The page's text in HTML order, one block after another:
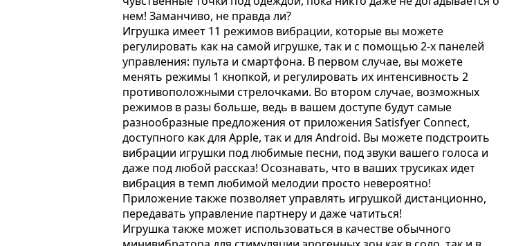
нем! Заманчиво, не правда ли?
Игрушка имеет 11 режимов вибрации, которые вы можете
регулировать как на самой игрушке, так и с помощью 2-х панелей
управления: пульта и смартфона. В первом случае, вы можете
менять режимы 1 кнопкой, и регулировать их интенсивность 2
противоположными стрелочками. Во втором случае, возможных
режимов в разы больше, ведь в вашем доступе будут самые
разнообразные предложения от приложения Satisfyer Connect,
доступного как для Apple, так и для Android. Вы можете подстроить
вибрации игрушки под любимые песни, под звуки вашего голоса и
даже под любой рассказ! Осознавать, что в ваших трусиках идет
вибрация в темп любимой мелодии просто невероятно!
Приложение также позволяет управлять игрушкой дистанционно,
передавать управление партнеру и даже чатиться!
Игрушка также может использоваться в качестве обычного